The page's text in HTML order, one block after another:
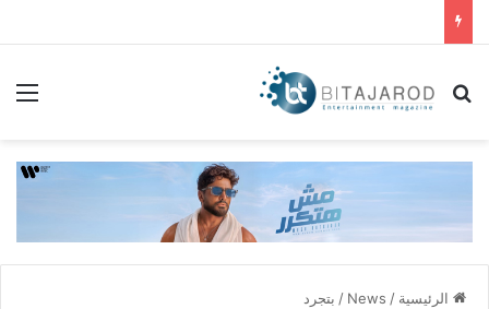
بحث عن
الرئيسية /
News
/ بتجرد